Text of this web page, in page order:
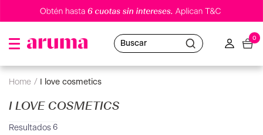
Buscar
0
i love cosmetics
I LOVE COSMETICS
6